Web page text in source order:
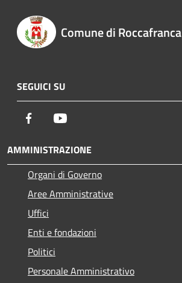
Comune di Roccafranca
SEGUICI SU
Facebook
AMMINISTRAZIONE
Organi di Governo
Aree Amministrative
Uffici
Enti e fondazioni
Politici
Personale Amministrativo